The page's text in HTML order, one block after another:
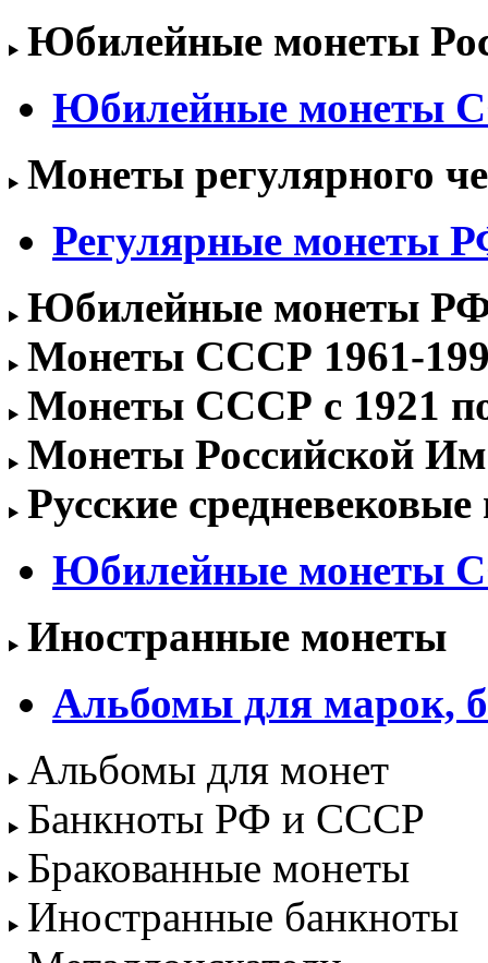
Юбилейные монеты
Юбилейные монеты
Монеты регулярного
Регулярные монеты
Юбилейные монеты РФ
Монеты СССР 1961-
Монеты СССР с 1921 по
Монеты Российской
Русские
Юбилейные монеты
Иностранные монеты
Альбомы для марок,
Альбомы для монет
Банкноты РФ и СССР
Бракованные монеты
Иностранные банкноты